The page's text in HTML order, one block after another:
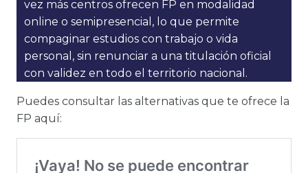
vez más centros ofrecen FP en modalidad
online o semipresencial, lo que permite
compaginar estudios con trabajo o vida
personal, sin renunciar a una titulación oficial
con validez en todo el territorio nacional.
Puedes consultar las alternativas que te ofrece la
FP aquí: